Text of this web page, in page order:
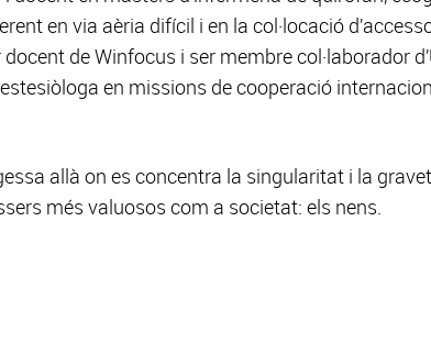
en via aèria difícil i en la col·locació
de Winfocus i ser membre col·laborador
en missions de cooperació
allà on es concentra la singularitat i la
més valuosos com a societat: els nens.